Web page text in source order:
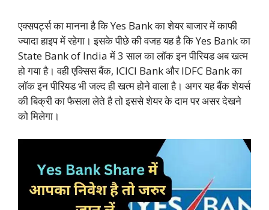
एक्सपर्ट्स का मानना है कि Yes Bank का शेयर बाजार में काफी
ज्यादा हाइप में रहेगा। इसके पीछे की वजह यह है कि Yes Bank का
State Bank of India में 3 साल का लॉक इन पीरियड अब खत्म
हो गया है। वही एक्सिस बैंक, ICICI Bank और IDFC Bank का
लॉक इन पीरियड भी जल्द ही खत्म होने वाला है। अगर यह बैंक शेयर्स
की बिक्री का फैसला लेते है तो इससे शेयर के दाम पर असर देखने
को मिलेगा।